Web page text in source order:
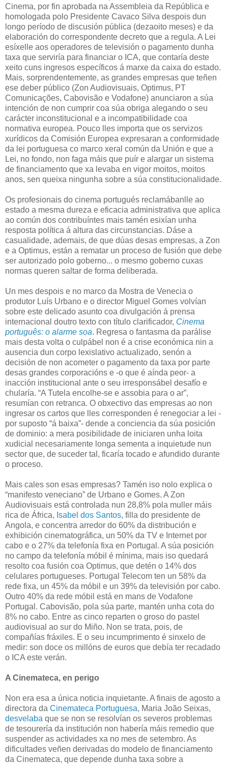
Cinema, por fin aprobada na Assembleia da República e
homologada polo Presidente Cavaco Silva despois dun
longo período de discusión pública (dezaoito meses) e da
elaboración do correspondente decreto que a regula. A Lei
esíxelle aos operadores de televisión o pagamento dunha
taxa que serviría para financiar o ICA, que contaría deste
xeito cuns ingresos específicos á marxe da caixa do estado.
Mais, sorprendentemente, as grandes empresas que teñen
ese deber público (Zon Audiovisuais, Optimus, PT
Comunicações, Cabovisão e Vodafone) anunciaron a súa
intención de non cumprir coa súa obriga alegando o seu
carácter inconstitucional e a incompatibilidade coa
normativa europea. Pouco lles importa que os servizos
xurídicos da Comisión Europea expresaran a conformidade
da lei portuguesa co marco xeral común da Unión e que a
Lei, no fondo, non faga máis que puír e alargar un sistema
de financiamento que xa levaba en vigor moitos, moitos
anos, sen queixa ningunha sobre a súa constitucionalidade.
Os profesionais do cinema portugués reclamábanlle ao
estado a mesma dureza e eficacia administrativa que aplica
ao común dos contribuíntes mais tamén esixían unha
resposta política á altura das circunstancias. Dáse a
casualidade, ademais, de que dúas desas empresas, a Zon
e a Optimus, están a rematar un proceso de fusión que debe
ser autorizado polo goberno... o mesmo goberno cuxas
normas queren saltar de forma deliberada.
Un mes despois e no marco da Mostra de Venecia o
produtor Luís Urbano e o director Miguel Gomes volvían
sobre este delicado asunto coa divulgación á prensa
internacional doutro texto con título clarificador, Cinema
português: o alarme soa. Regresa o fantasma da parálise
mais desta volta o culpábel non é a crise económica nin a
ausencia dun corpo lexislativo actualizado, senón a
decisión de non acometer o pagamento da taxa por parte
desas grandes corporacións e -o que é aínda peor- a
inacción institucional ante o seu irresponsábel desafío e
chularía. “A Tutela encolhe-se e assobia para o ar”,
resumían con retranca. O obxectivo das empresas ao non
ingresar os cartos que lles corresponden é renegociar a lei -
por suposto “á baixa”- dende a conciencia da súa posición
de dominio: a mera posibilidade de iniciaren unha loita
xudicial necesariamente longa sementa a inquietude nun
sector que, de suceder tal, ficaría tocado e afundido durante
o proceso.
Mais cales son esas empresas? Tamén iso nolo explica o
“manifesto veneciano” de Urbano e Gomes. A Zon
Audiovisuais está controlada nun 28,8% pola muller máis
rica de África, Isabel dos Santos, filla do presidente de
Angola, e concentra arredor do 60% da distribución e
exhibición cinematográfica, un 50% da TV e Internet por
cabo e o 27% da telefonía fixa en Portugal. A súa posición
no campo da telefonía móbil é mínima, mais iso quedará
resolto coa fusión coa Optimus, que detén o 14% dos
celulares portugueses. Portugal Telecom ten un 58% da
rede fixa, un 45% da móbil e un 39% da televisión por cabo.
Outro 40% da rede móbil está en mans de Vodafone
Portugal. Cabovisão, pola súa parte, mantén unha cota do
8% no cabo. Entre as cinco reparten o groso do pastel
audiovisual ao sur do Miño. Non se trata, pois, de
compañías fráxiles. E o seu incumprimento é sinxelo de
medir: son doce os millóns de euros que debía ter recadado
o ICA este verán.
A Cinemateca, en perigo
Non era esa a única noticia inquietante. A finais de agosto a
directora da Cinemateca Portuguesa, Maria João Seixas,
desvelaba que se non se resolvían os severos problemas
de tesourería da institución non habería máis remedio que
suspender as actividades xa no mes de setembro. As
dificultades veñen derivadas do modelo de financiamento
da Cinemateca, que depende dunha taxa sobre a